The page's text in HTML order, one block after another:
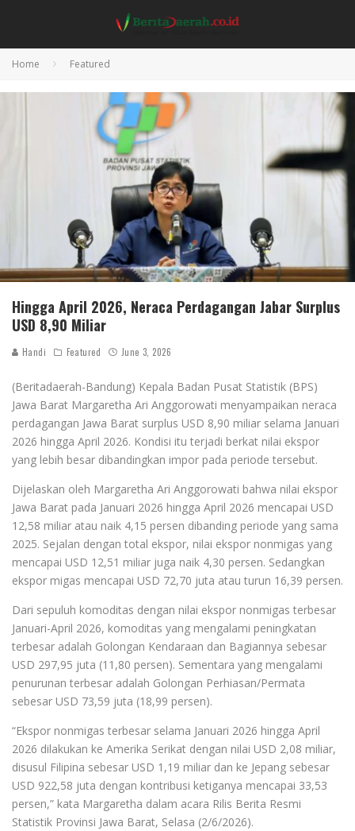
Home Featured
Hingga April 2026, Neraca Perdagangan Jabar Surplus
USD 8,90 Miliar
Handi Featured June 3, 2026
(Beritadaerah-Bandung) Kepala Badan Pusat Statistik (BPS)
Jawa Barat Margaretha Ari Anggorowati menyampaikan neraca
perdagangan Jawa Barat surplus USD 8,90 miliar selama Januari
2026 hingga April 2026. Kondisi itu terjadi berkat nilai ekspor
yang lebih besar dibandingkan impor pada periode tersebut.
Dijelaskan oleh Margaretha Ari Anggorowati bahwa nilai ekspor
Jawa Barat pada Januari 2026 hingga April 2026 mencapai USD
12,58 miliar atau naik 4,15 persen dibanding periode yang sama
2025. Sejalan dengan total ekspor, nilai ekspor nonmigas yang
mencapai USD 12,51 miliar juga naik 4,30 persen. Sedangkan
ekspor migas mencapai USD 72,70 juta atau turun 16,39 persen.
Dari sepuluh komoditas dengan nilai ekspor nonmigas terbesar
Januari-April 2026, komoditas yang mengalami peningkatan
terbesar adalah Golongan Kendaraan dan Bagiannya sebesar
USD 297,95 juta (11,80 persen). Sementara yang mengalami
penurunan terbesar adalah Golongan Perhiasan/Permata
sebesar USD 73,59 juta (18,99 persen).
“Ekspor nonmigas terbesar selama Januari 2026 hingga April
2026 dilakukan ke Amerika Serikat dengan nilai USD 2,08 miliar,
disusul Filipina sebesar USD 1,19 miliar dan ke Jepang sebesar
USD 922,58 juta dengan kontribusi ketiganya mencapai 33,53
persen,” kata Margaretha dalam acara Rilis Berita Resmi
Statistik Provinsi Jawa Barat, Selasa (2/6/2026).